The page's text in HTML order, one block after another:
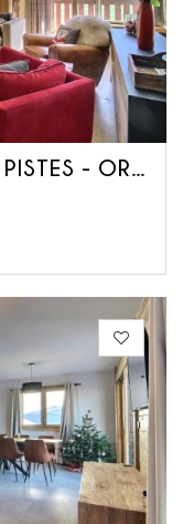
APPARTEMENT L'ORÉE DES PISTES - OREELUGANO